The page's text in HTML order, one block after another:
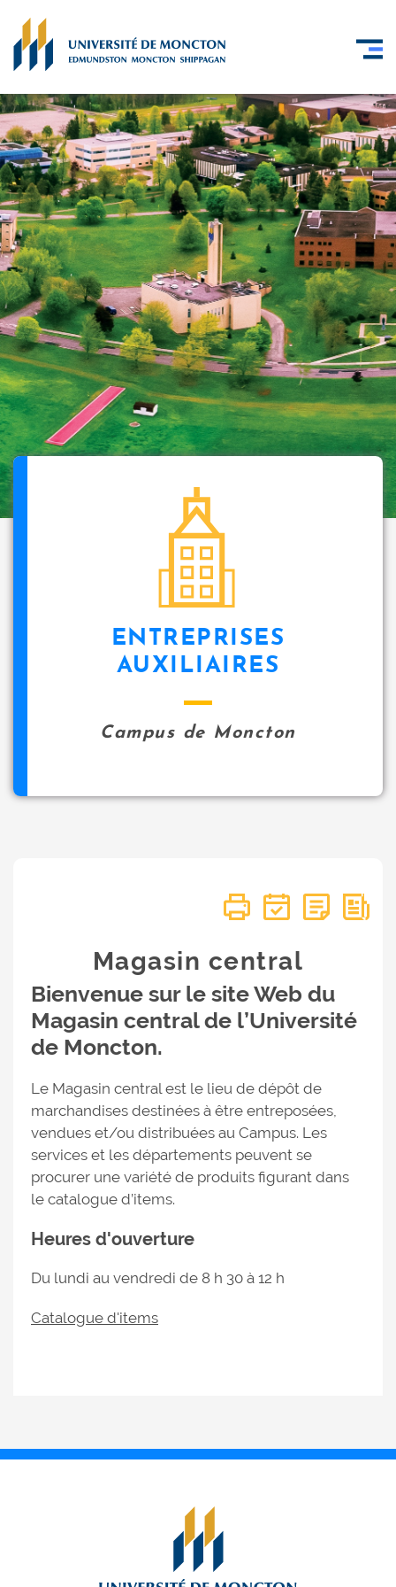
ENTREPRISES
AUXILIAIRES
Campus de Moncton
Magasin central
Bienvenue sur le site Web du
Magasin central de l’Université
de Moncton.
Le Magasin central est le lieu de dépôt de
marchandises destinées à être entreposées,
vendues et/ou distribuées au Campus. Les
services et les départements peuvent se
procurer une variété de produits figurant dans
le catalogue d’items.
Heures d'ouverture
Du lundi au vendredi de 8 h 30 à 12 h
Catalogue d'items